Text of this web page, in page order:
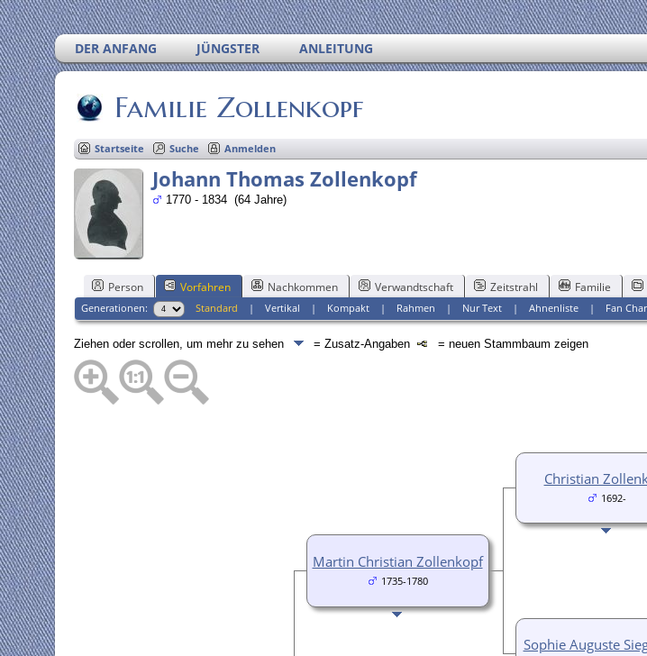
DER ANFANG JÜNGSTER ANLEITUNG
Familie Zollenkopf
Startseite Suche Anmelden
Johann Thomas Zollenkopf
1770 - 1834 (64 Jahre)
Person Vorfahren Nachkommen Verwandtschaft Zeitstrahl Familie
Generationen: Standard |Vertikal | Kompakt | Rahmen | Nur Text |Ahnenliste | Fan
Ziehen oder scrollen, um mehr zu sehen = Zusatz-Angaben = neuen Stammbaum zeigen
Martin Christian Zollenkopf
1735-1780
Christian
1692-
Sophie Auguste